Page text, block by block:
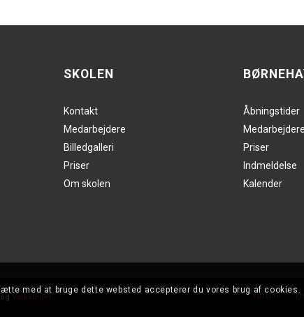
SKOLEN
Kontakt
Medarbejdere
Billedgalleri
Priser
Om skolen
Åbningstider
Medarbejdere
Priser
Indmeldelse
Kalender
og Væksteriet Forside
med at bruge dette websted accepterer du vores brug af cookies.